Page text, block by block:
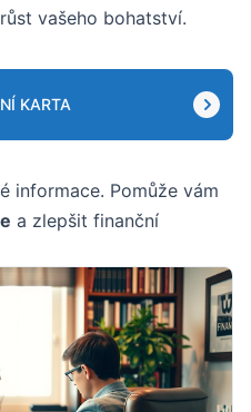
vašeho bohatství.
KARTA
informace. Pomůže vám
a zlepšit finanční